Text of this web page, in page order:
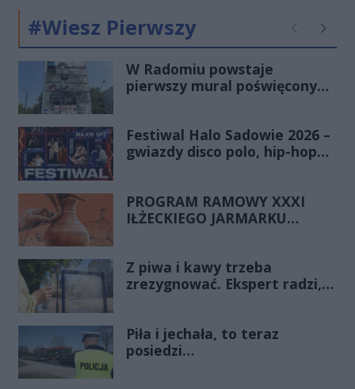
#Wiesz Pierwszy Poprzednie
W Radomiu powstaje
pierwszy mural poświęcony
Festiwal Halo Sadowie 2026 –
gwiazdy disco polo, hip-hopu i
PROGRAM RAMOWY XXXI
IŁŻECKIEGO JARMARKU
Z piwa i kawy trzeba
zrezygnować. Ekspert radzi,
Piła i jechała, to teraz
posiedzi…